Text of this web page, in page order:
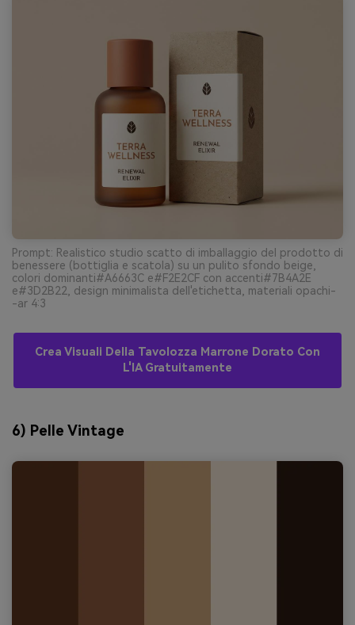
Prompt: Realistico studio scatto di imballaggio del prodotto di
benessere (bottiglia e scatola) su un pulito sfondo beige,
colori dominanti#A6663C e#F2E2CF con accenti#7B4A2E
e#3D2B22, design minimalista dell'etichetta, materiali opachi-
-ar 4:3
Crea Visuali Della Tavolozza Marrone Dorato Con
L'IA Gratuitamente
6) Pelle Vintage